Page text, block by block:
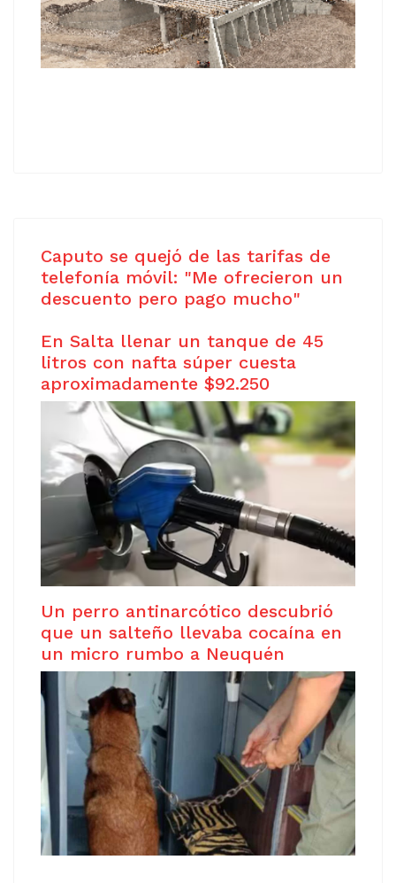
Caputo se quejó de las tarifas de
telefonía móvil: "Me ofrecieron un
descuento pero pago mucho"
En Salta llenar un tanque de 45
litros con nafta súper cuesta
aproximadamente $92.250
Un perro antinarcótico descubrió
que un salteño llevaba cocaína en
un micro rumbo a Neuquén